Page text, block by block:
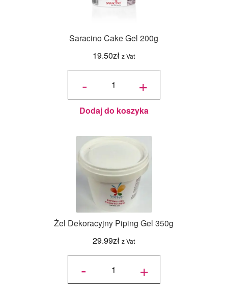
Saracino Cake Gel 200g
19.50zł z Vat
-
ilość
Gel
200g +
Dodaj do koszyka
Żel Dekoracyjny Piping Gel 350g
29.99zł z Vat
-
ilość Żel
350g +